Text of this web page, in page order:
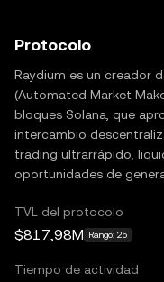
Protocolo
Raydium es un creador
(Automated Market
bloques Solana, que
intercambio
trading ultrarrápido,
oportunidades de
TVL del protocolo
$817,98M Rango: 25
Tiempo de actividad